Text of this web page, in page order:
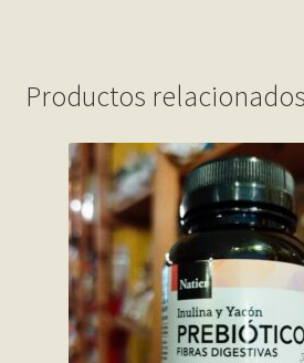
Productos relacionados